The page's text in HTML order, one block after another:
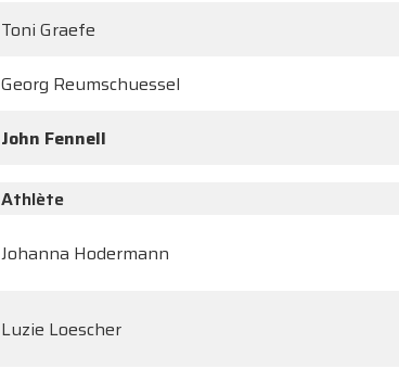
Toni Graefe
Georg Reumschuessel
John Fennell
Athlète
Johanna Hodermann
Luzie Loescher